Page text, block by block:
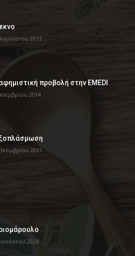
2013
προβολή στην EMEDI
2014
2021
2026